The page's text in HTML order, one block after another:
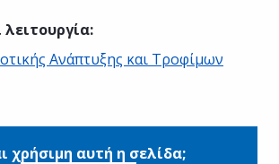
:
Ανάπτυξης και Τροφίμων
χρήσιμη αυτή η σελίδα;